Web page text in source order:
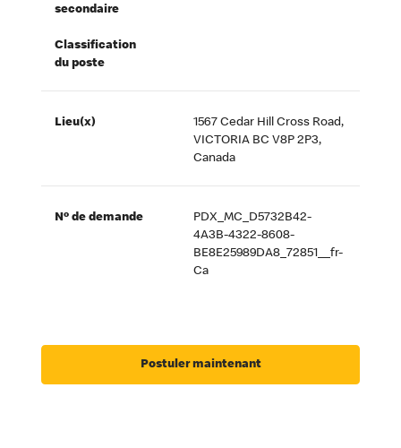
secondaire
Classification
du poste
Lieu(x)
1567 Cedar Hill Cross Road,
VICTORIA BC V8P 2P3,
Canada
Nº de demande
PDX_MC_D5732B42-
4A3B-4322-8608-
BE8E25989DA8_72851__fr-
Ca
Postuler maintenant